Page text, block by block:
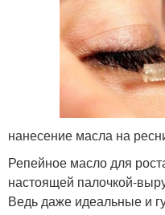
нанесение масла на
Репейное масло для
настоящей палочкой-
Ведь даже идеальные и